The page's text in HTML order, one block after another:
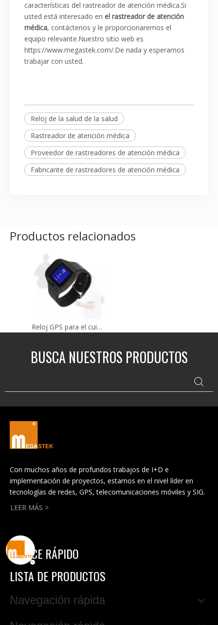
características del rastreador de atención médica.Si
usted está interesado en el rastreador de atención
médica, contáctenos y le proporcionaremos el
equipo relevante.Nuestro sitio web es
https://www.megastek.com/.De nada y esperamos
trabajar con usted.
Reloj de la salud de la salud
Rastreador de atención médica
Proveedor de rastreadores de atención médica
Fabricante de rastreadores de atención médica
Productos relacionados
Reloj GPS para el cuidado de la salud serie MT80
BUSCA NUESTROS PRODUCTOS
Con muchos años de profundos trabajos de I+D e
implementación de proyectos, estamos en el nivel líder en
tecnologías de redes, GPS, telecomunicaciones móviles y SIG.
LEER MÁS >
ENLACE RÁPIDO
LISTA DE PRODUCTOS
Navegación rápida